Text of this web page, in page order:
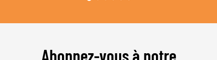
Abonnez-vous à notre